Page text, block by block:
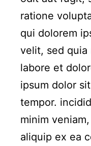
ratione
qui dolorem
velit, sed quia
labore et
ipsum dolor
tempor.
minim
aliquip ex ea